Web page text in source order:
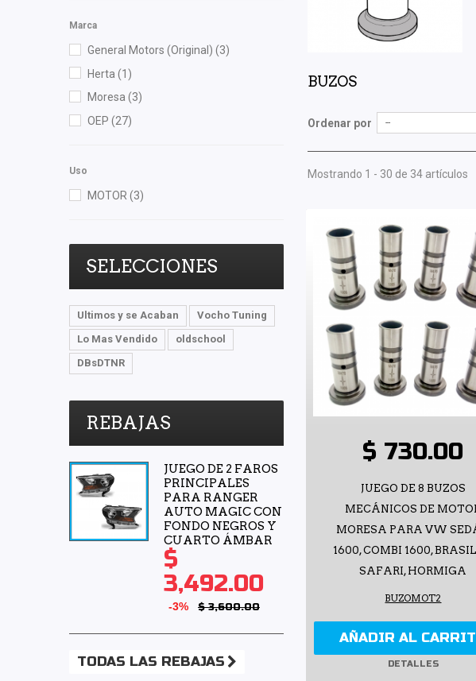
Marca
General Motors (Original) (3)
Herta (1)
Moresa (3)
OEP (27)
Uso
MOTOR (3)
SELECCIONES
Ultimos y se Acaban
Vocho Tuning
Lo Mas Vendido
oldschool
DBsDTNR
REBAJAS
JUEGO DE 2 FAROS
PRINCIPALES
PARA RANGER
AUTO MAGIC CON
FONDO NEGROS Y
CUARTO ÁMBAR
$
3,492.00
-3% $ 3,600.00
TODAS LAS REBAJAS
BUZOS
Ordenar por --
Mostrando 1 - 30 de 34 artículos
$ 730.00
JUEGO DE 8 BUZOS
MECÁNICOS DE
MORESA PARA VW
1600, COMBI 1600,
SAFARI, HORMIGA
BUZOMOT2
AÑADIR AL
DETALLES